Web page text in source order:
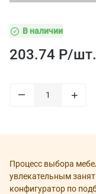
В наличии
203.74 Р/шт.
– +
Процесс выбора
увлекательным
конфигуратор по